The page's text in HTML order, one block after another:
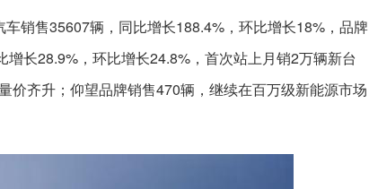
销售35607辆，同比增长188.4%，环比增长18%，品牌
长28.9%，环比增长24.8%，首次站上月销2万辆新台
价齐升；仰望品牌销售470辆，继续在百万级新能源市场